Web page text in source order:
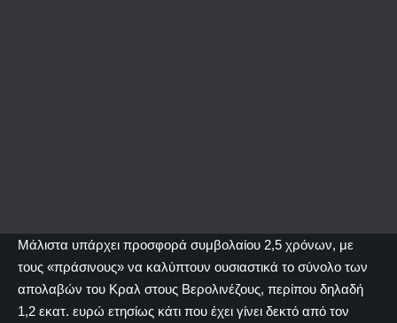
Μάλιστα υπάρχει προσφορά συμβολαίου 2,5 χρόνων, με
τους «πράσινους» να καλύπτουν ουσιαστικά το σύνολο των
απολαβών του Κραλ στους Βερολινέζους, περίπου δηλαδή
1,2 εκατ. ευρώ ετησίως κάτι που έχει γίνει δεκτό από τον